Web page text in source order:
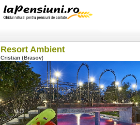
Resort Ambient
Cristian (Brasov)